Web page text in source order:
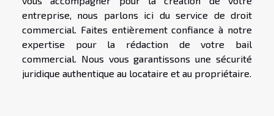
entreprise, nous parlons ici du service de droit
commercial. Faites entièrement confiance à notre
expertise pour la rédaction de votre bail
commercial. Nous vous garantissons une sécurité
juridique authentique au locataire et au propriétaire.